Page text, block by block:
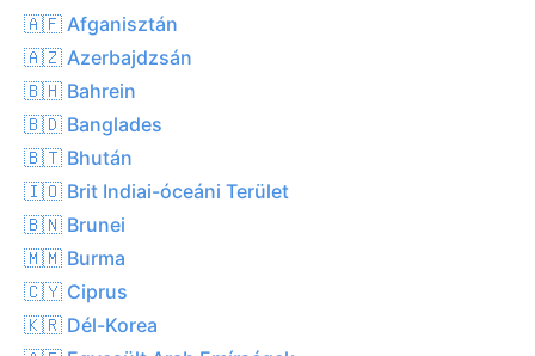
🇦🇫 Afganisztán
🇦🇿 Azerbajdzsán
🇧🇭 Bahrein
🇧🇩 Banglades
🇧🇹 Bhután
🇮🇴 Brit Indiai-óceáni Terület
🇧🇳 Brunei
🇲🇲 Burma
🇨🇾 Ciprus
🇰🇷 Dél-Korea